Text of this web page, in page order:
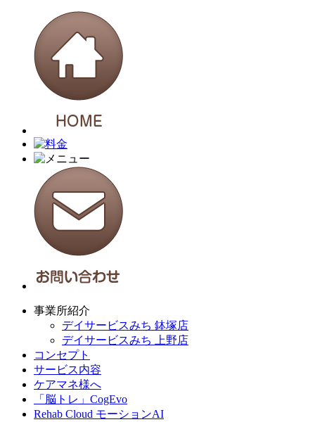
事業所紹介
デイサービスみち 鉢塚店
デイサービスみち 上野店
コンセプト
サービス内容
ケアマネ様へ
「脳トレ」CogEvo
Rehab Cloud モーションAI